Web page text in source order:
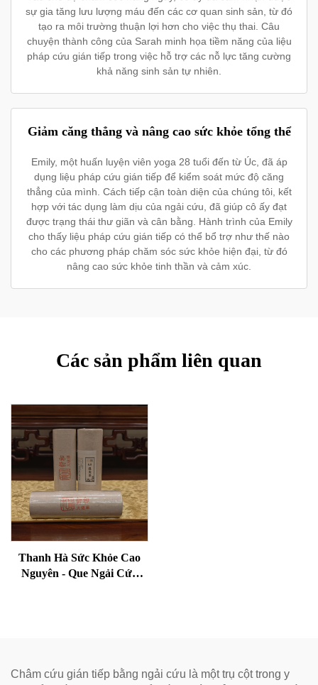
sự gia tăng lưu lượng máu đến các cơ quan sinh sản, từ đó
tạo ra môi trường thuận lợi hơn cho việc thụ thai. Câu
chuyện thành công của Sarah minh họa tiềm năng của liệu
pháp cứu gián tiếp trong việc hỗ trợ các nỗ lực tăng cường
khả năng sinh sản tự nhiên.
Giảm căng thẳng và nâng cao sức khỏe tổng thể
Emily, một huấn luyện viên yoga 28 tuổi đến từ Úc, đã áp
dụng liệu pháp cứu gián tiếp để kiểm soát mức độ căng
thẳng của mình. Cách tiếp cận toàn diện của chúng tôi, kết
hợp với tác dụng làm dịu của ngải cứu, đã giúp cô ấy đạt
được trạng thái thư giãn và cân bằng. Hành trình của Emily
cho thấy liệu pháp cứu gián tiếp có thể bổ trợ như thế nào
cho các phương pháp chăm sóc sức khỏe hiện đại, từ đó
nâng cao sức khỏe tinh thần và cảm xúc.
Các sản phẩm liên quan
Thanh Hà Sức Khỏe Cao
Nguyên - Que Ngải Cứu
Châm cứu gián tiếp bằng ngải cứu là một trụ cột trong y